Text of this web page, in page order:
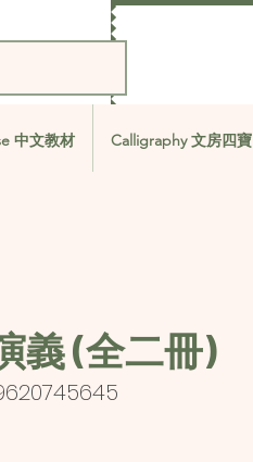
中文教材 Calligraphy 文房四寶
中文教材 Calligraphy 文房四寶
義 (全二冊)